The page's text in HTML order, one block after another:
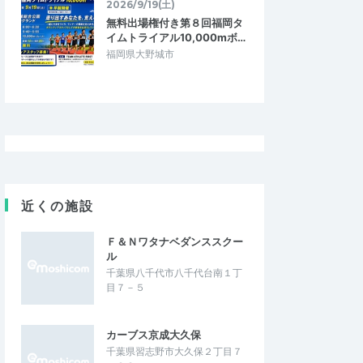
2026/9/19(土)
無料出場権付き第８回福岡タ
イムトライアル10,000mボ…
福岡県大野城市
近くの施設
Ｆ＆Ｎワタナベダンススクー
ル
千葉県八千代市八千代台南１丁
目７－５
カーブス京成大久保
千葉県習志野市大久保２丁目７